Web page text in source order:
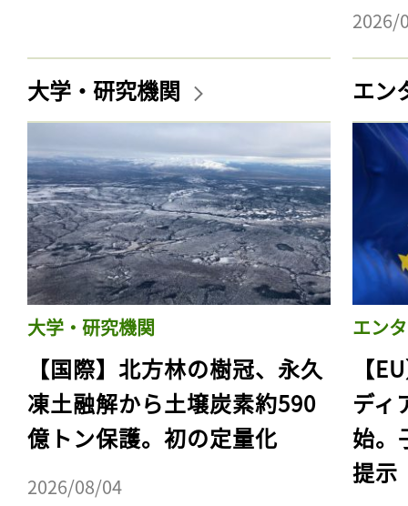
2026/
大学・研究機関
大学・研究機関
【国際】北方林の樹冠、永久
凍土融解から土壌炭素約590
億トン保護。初の定量化
2026/08/04
エン
エン
【
ディ
始。
提示